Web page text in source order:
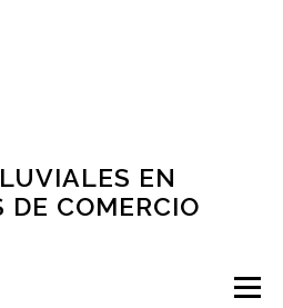
EN
DE COMERCIO
Menú